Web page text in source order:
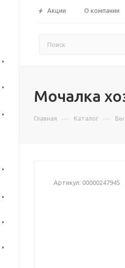
Акции О компании
Мочалка
Главная — Каталог —
Артикул: 00000247945